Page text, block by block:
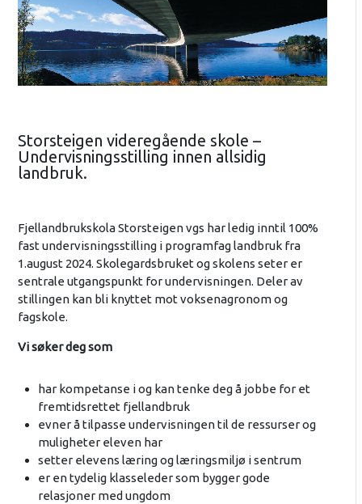
Storsteigen videregående skole –
Undervisningsstilling innen allsidig
landbruk.
Fjellandbrukskola Storsteigen vgs har ledig inntil 100%
fast undervisningsstilling i programfag landbruk fra
1.august 2024. Skolegardsbruket og skolens seter er
sentrale utgangspunkt for undervisningen. Deler av
stillingen kan bli knyttet mot voksenagronom og
fagskole.
Vi søker deg som
har kompetanse i og kan tenke deg å jobbe for et
fremtidsrettet fjellandbruk
evner å tilpasse undervisningen til de ressurser og
muligheter eleven har
setter elevens læring og læringsmiljø i sentrum
er en tydelig klasseleder som bygger gode
relasjoner med ungdom